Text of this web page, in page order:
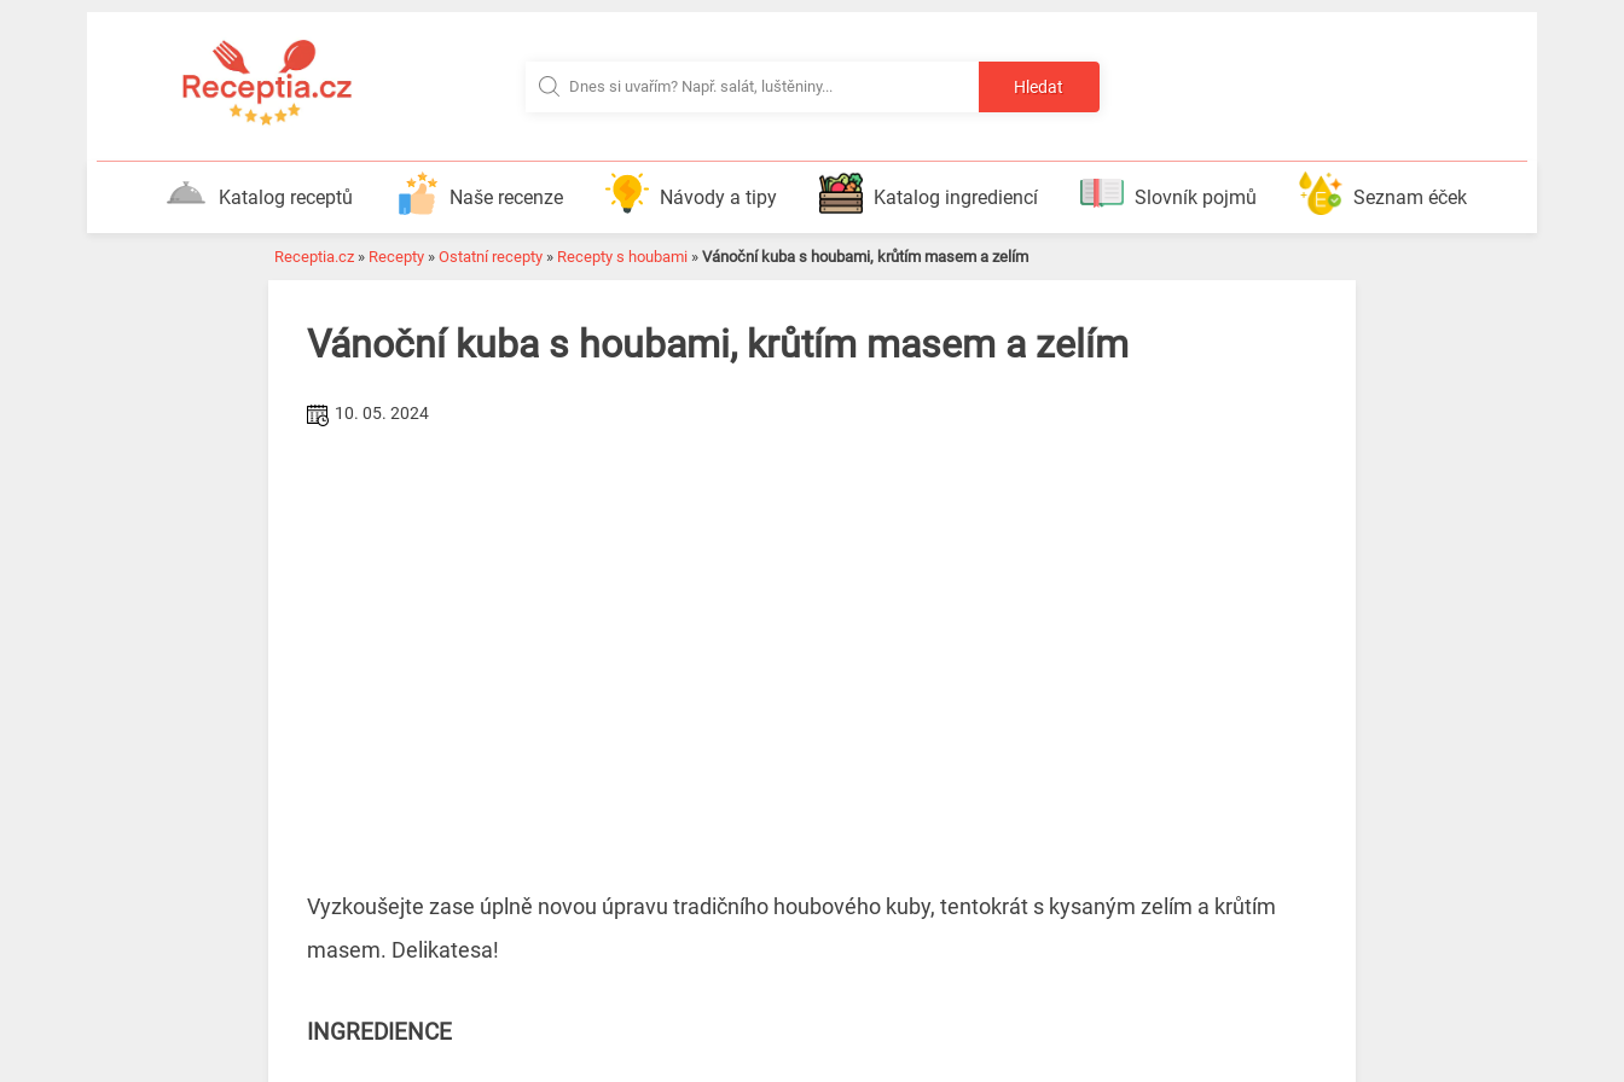
Hledat
Katalog receptů Naše recenze Návody a tipy Katalog ingrediencí Slovník pojmů Seznam éček
Receptia.cz » Recepty » Ostatní recepty » Recepty s houbami » Vánoční kuba s houbami, krůtím masem a zelím
Vánoční kuba s houbami, krůtím masem a zelím
10. 05. 2024
Vyzkoušejte zase úplně novou úpravu tradičního houbového kuby, tentokrát s kysaným zelím a krůtím
masem. Delikatesa!
INGREDIENCE